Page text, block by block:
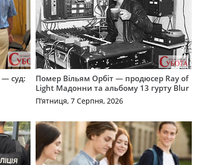
— суд:
Помер Вільям Орбіт — продюсер Ray of
Light Мадонни та альбому 13 гурту Blur
П’ятниця, 7 Серпня, 2026